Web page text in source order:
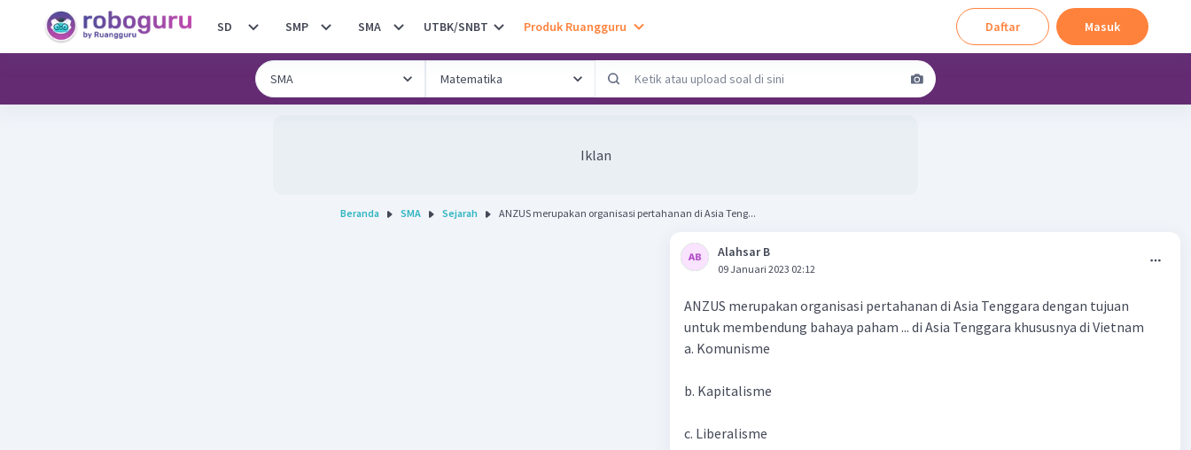
SD SMP SMA UTBK/SNBT Produk Ruangguru Daftar Masuk
Iklan
Beranda SMA Sejarah ANZUS merupakan organisasi pertahanan di Asia Teng...
Alahsar B
09 Januari 2023 02:12
ANZUS merupakan organisasi pertahanan di Asia Tenggara dengan tujuan
untuk membendung bahaya paham ... di Asia Tenggara khususnya di Vietnam
a. Komunisme
b. Kapitalisme
c. Liberalisme